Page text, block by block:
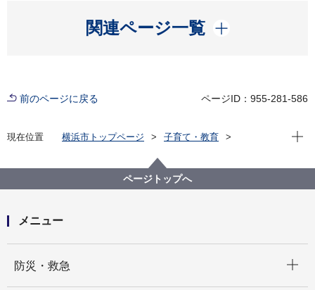
関連ページ一覧
開く
前のページに戻る ページID：955-281-586
現在位置 横浜市トップページ
子育て・教育
現在
ページトップへ
メニュー
防災・救急